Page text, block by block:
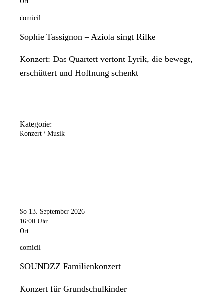
domicil
Sophie Tassignon – Aziola singt Rilke
Konzert: Das Quartett vertont Lyrik, die bewegt,
erschüttert und Hoffnung schenkt
Kategorie:
Konzert / Musik
So 13. September 2026
16:00 Uhr
Ort:
domicil
SOUNDZZ Familienkonzert
Konzert für Grundschulkinder